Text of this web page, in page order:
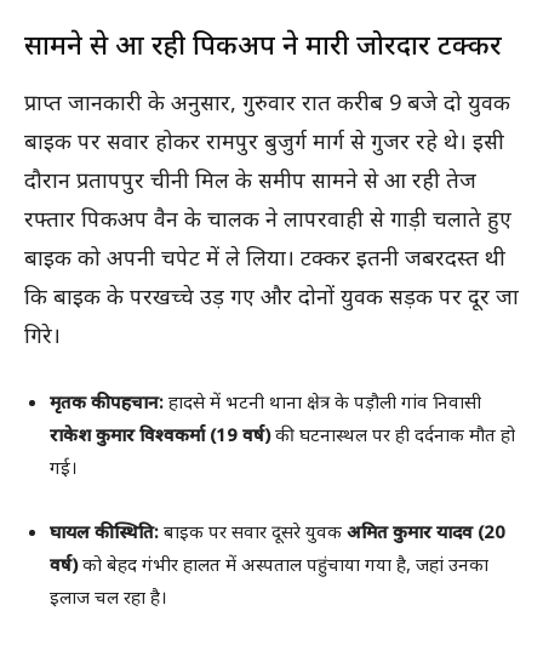
सामने से आ रही पिकअप ने मारी जोरदार टक्कर
प्राप्त जानकारी के अनुसार, गुरुवार रात करीब 9 बजे दो युवक
बाइक पर सवार होकर रामपुर बुजुर्ग मार्ग से गुजर रहे थे। इसी
दौरान प्रतापपुर चीनी मिल के समीप सामने से आ रही तेज
रफ्तार पिकअप वैन के चालक ने लापरवाही से गाड़ी चलाते हुए
बाइक को अपनी चपेट में ले लिया। टक्कर इतनी जबरदस्त थी
कि बाइक के परखच्चे उड़ गए और दोनों युवक सड़क पर दूर जा
गिरे।
मृतक की पहचान: हादसे में भटनी थाना क्षेत्र के पड़ौली गांव निवासी
राकेश कुमार विश्वकर्मा (19 वर्ष)की घटनास्थल पर ही दर्दनाक मौत हो
गई।
घायल की स्थिति: बाइक पर सवार दूसरे युवक अमित कुमार यादव (20
वर्ष)को बेहद गंभीर हालत में अस्पताल पहुंचाया गया है, जहां उनका
इलाज चल रहा है।